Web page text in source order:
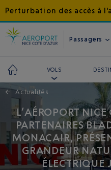
Perturbation des accès à
Passagers
VOLS
← Actualités
L’AÉROPORT NICE
PARTENAIRES
MONACAIR,
GRANDEUR
ÉLECTRIQUE